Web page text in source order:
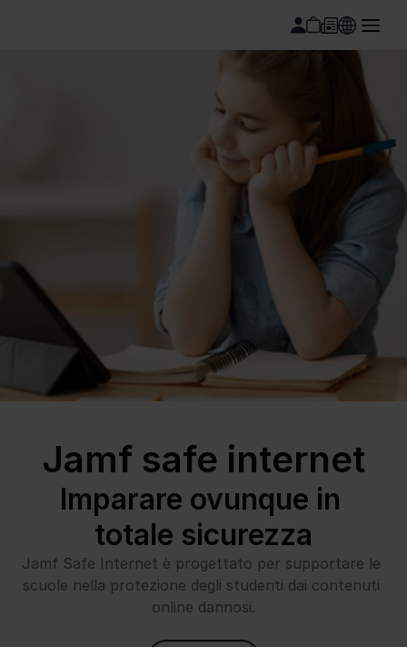
Jamf safe internet
Imparare ovunque in
totale sicurezza
Jamf Safe Internet è progettato per supportare le
scuole nella protezione degli studenti dai contenuti
online dannosi.